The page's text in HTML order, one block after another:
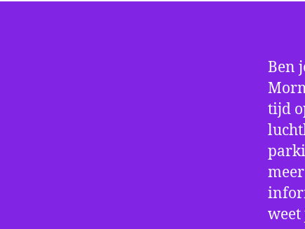
Ben
tijd
weet